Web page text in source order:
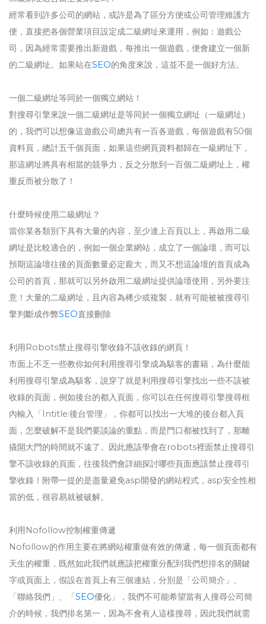
經常看到許多公司的網站，或許是為了區分方便或公司管理維護方
便，直接把各個營業項目設定成二級網址來運用，例如：遊戲公
司，因為經常需要推出新遊戲，每推出一個遊戲，便會建立一個新
的二級網址。如果站在SEO的角度來說，這並不是一個好方法。
一個二級網址等同於一個獨立網站！
對搜尋引擎來說一個二級網址是等同於一個獨立網址（一級網址）
的，我們可以想像這遊戲公司總共有一百各遊戲，每個遊戲有50個
資料頁，總計五千個頁面，如果這些網頁資料都歸在一級網址下，
那這網址將具有相當的競爭力，反之分散到一百個二級網址上，權
重反而被分散了！
什麼時候使用二級網址？
當你某各類別下具有大量的內容，至少達上百頁以上，再啟用二級
網址是比較適合的，例如一個企業網站，成立了一個論壇，而可以
預期這論壇往後的頁面數量必定龐大，而又不想這論壇的首頁成為
公司的首頁，那就可以另外啟用二級網址提供論壇使用，另外要注
意！大量的二級網址，且內容為稀少或複製，就有可能被被搜尋引
擎判斷成作弊SEO直接刪除
利用Robots禁止搜尋引擎收錄不該收錄的網頁！
市面上不乏一些教你如何利用搜尋引擎成為駭客的書籍，為什麼能
利用搜尋引擎成為駭客，說穿了就是利用搜尋引擎找出一些不該被
收錄的頁面，例如後台的都入頁面，你可以在任何搜尋引擎搜尋框
內輸入「Intitle:後台管理」，你都可以找出一大堆的後台都入頁
面，怎麼破解不是我們要談論的重點，而是門口都被找到了，那離
撬開大門的時間就不遠了。因此應該學會在robots裡面禁止搜尋引
擎不該收錄的頁面，往後我們會詳細探討哪些頁面應該禁止搜尋引
擎收錄！附帶一提的是盡量避免asp開發的網站程式，asp安全性相
當的低，很容易就被破解。
利用Nofollow控制權重傳遞
Nofollow的作用主要在將網站權重做有效的傳遞，每一個頁面都有
天生的權重，既然如此我們就應該把權重分配到我們想排名的關鍵
字或頁面上，假設在首頁上有三個連結，分別是「公司簡介」、
「聯絡我們」、「SEO優化」，我們不可能希望當有人搜尋公司簡
介的時候，我們排名第一，因為不會有人這樣搜尋，因此我們就需